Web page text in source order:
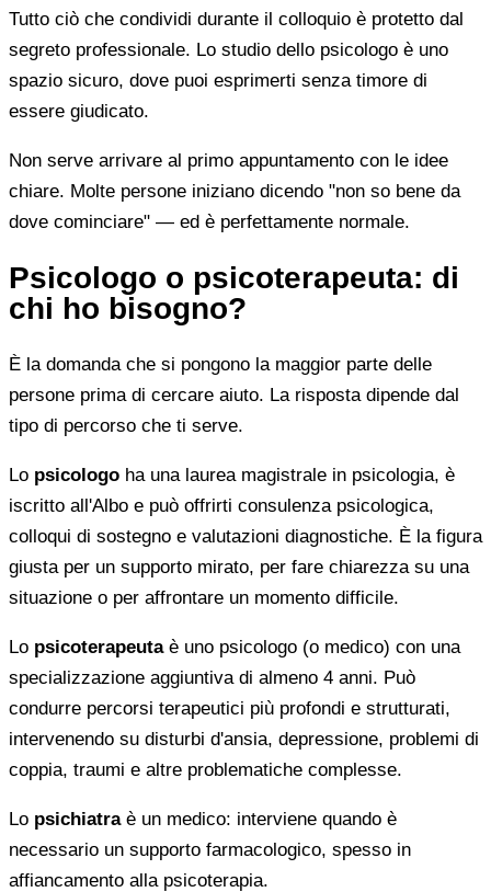
Tutto ciò che condividi durante il colloquio è protetto dal
segreto professionale. Lo studio dello psicologo è uno
spazio sicuro, dove puoi esprimerti senza timore di
essere giudicato.
Non serve arrivare al primo appuntamento con le idee
chiare. Molte persone iniziano dicendo "non so bene da
dove cominciare" — ed è perfettamente normale.
Psicologo o psicoterapeuta: di
chi ho bisogno?
È la domanda che si pongono la maggior parte delle
persone prima di cercare aiuto. La risposta dipende dal
tipo di percorso che ti serve.
Lo psicologo ha una laurea magistrale in psicologia, è
iscritto all'Albo e può offrirti consulenza psicologica,
colloqui di sostegno e valutazioni diagnostiche. È la figura
giusta per un supporto mirato, per fare chiarezza su una
situazione o per affrontare un momento difficile.
Lo psicoterapeutaè uno psicologo (o medico) con una
specializzazione aggiuntiva di almeno 4 anni. Può
condurre percorsi terapeutici più profondi e strutturati,
intervenendo su disturbi d'ansia, depressione, problemi di
coppia, traumi e altre problematiche complesse.
Lo psichiatraè un medico: interviene quando è
necessario un supporto farmacologico, spesso in
affiancamento alla psicoterapia.